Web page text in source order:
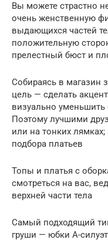
Вы можете страстно
очень женственную
выдающихся частей
положительную
прелестный бюст и
Собираясь в магазин
цель — сделать
визуально
Поэтому лучшими
или на тонких
подбора платьев
Топы и платья с
смотреться на вас,
верхней части тела
Самый подходящий
груши — юбки А-